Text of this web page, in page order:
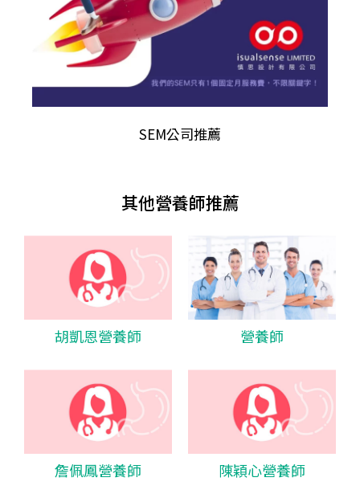
SEM公司推薦
其他營養師推薦
胡凱恩營養師 營養師
詹佩鳳營養師 陳穎心營養師